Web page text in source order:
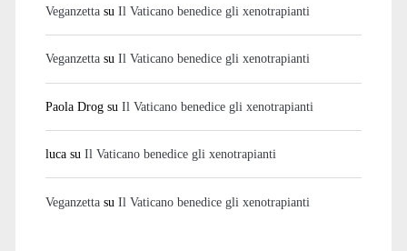
Veganzettasu Il Vaticano benedice gli xenotrapianti
Veganzettasu Il Vaticano benedice gli xenotrapianti
Paola Drogsu Il Vaticano benedice gli xenotrapianti
lucasu Il Vaticano benedice gli xenotrapianti
Veganzettasu Il Vaticano benedice gli xenotrapianti